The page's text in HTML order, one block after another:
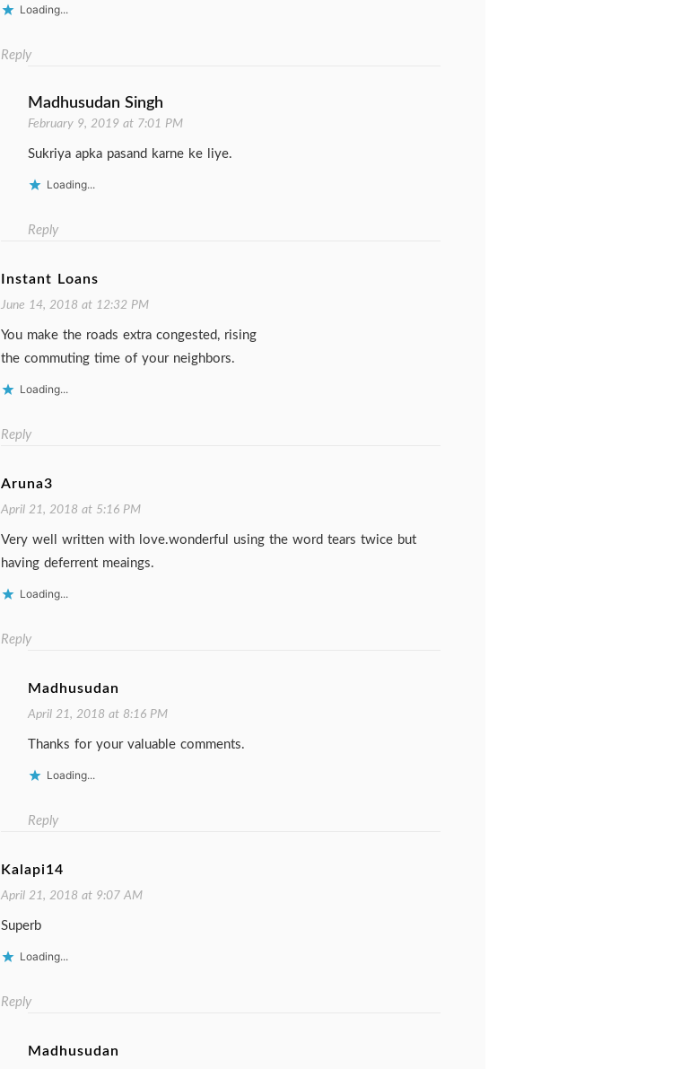
Loading...
Reply
Madhusudan Singh
February 9, 2019 at 7:01 PM
Sukriya apka pasand karne ke liye.
Loading...
Reply
Instant Loans
June 14, 2018 at 12:32 PM
You make the roads extra congested, rising
the commuting time of your neighbors.
Loading...
Reply
Aruna3
April 21, 2018 at 5:16 PM
Very well written with love.wonderful using the word tears twice but
having deferrent meaings.
Loading...
Reply
Madhusudan
April 21, 2018 at 8:16 PM
Thanks for your valuable comments.
Loading...
Reply
Kalapi14
April 21, 2018 at 9:07 AM
Superb
Loading...
Reply
Madhusudan